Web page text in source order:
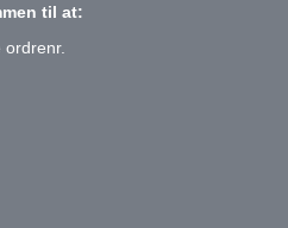
til at: